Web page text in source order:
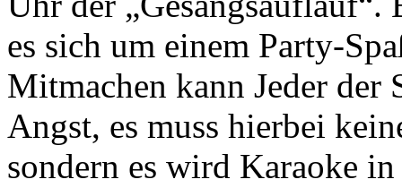
es sich um einem Party-
Mitmachen kann Jeder der
Angst, es muss hierbei
sondern es wird Karaoke